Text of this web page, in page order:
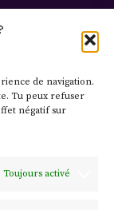
de navigation.
Tu peux refuser
négatif sur
Toujours activé